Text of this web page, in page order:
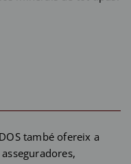
també ofereix a